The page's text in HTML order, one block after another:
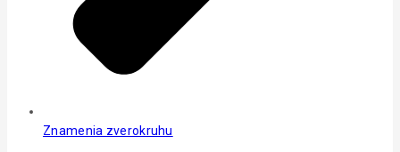
Znamenia zverokruhu